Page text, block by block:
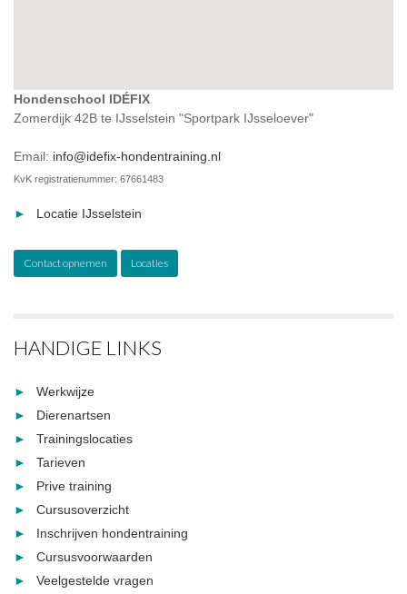
Hondenschool IDÉFIX
Zomerdijk 42B te IJsselstein "Sportpark IJsseloever"
Email: info@idefix-hondentraining.nl
KvK registratienummer: 67661483
Locatie IJsselstein
Contact opnemen Locaties
HANDIGE LINKS
Werkwijze
Dierenartsen
Trainingslocaties
Tarieven
Prive training
Cursusoverzicht
Inschrijven hondentraining
Cursusvoorwaarden
Veelgestelde vragen